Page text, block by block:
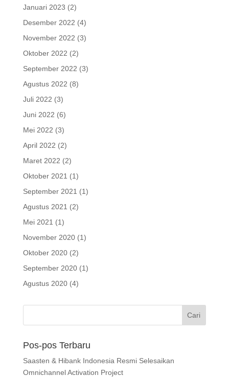
Januari 2023 (2)
Desember 2022 (4)
November 2022 (3)
Oktober 2022 (2)
September 2022 (3)
Agustus 2022 (8)
Juli 2022 (3)
Juni 2022 (6)
Mei 2022 (3)
April 2022 (2)
Maret 2022 (2)
Oktober 2021 (1)
September 2021 (1)
Agustus 2021 (2)
Mei 2021 (1)
November 2020(1)
Oktober 2020(2)
September 2020(1)
Agustus 2020(4)
Pos-pos Terbaru
Saasten & Hibank Indonesia Resmi Selesaikan
Omnichannel Activation Project